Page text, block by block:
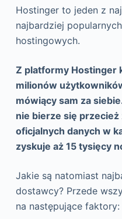
Hostinger to jeden z
najbardziej
hostingowych.
Z platformy Hostinger
milionów
mówiący sam za
nie bierze się przecież
oficjalnych danych w
zyskuje aż 15 tysięcy
Jakie są natomiast
dostawcy? Przede
na następujące faktory: